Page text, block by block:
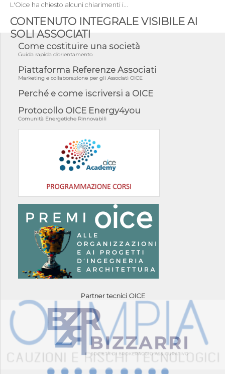
L'Oice ha chiesto alcuni chiarimenti i...
CONTENUTO INTEGRALE VISIBILE AI
SOLI ASSOCIATI
Come costituire una società
Guida rapida d'orientamento
Piattaforma Referenze Associati
Marketing e collaborazione per gli Associati OICE
Perché e come iscriversi a OICE
Protocollo OICE Energy4you
Comunità Energetiche Rinnovabili
Partner tecnici OICE